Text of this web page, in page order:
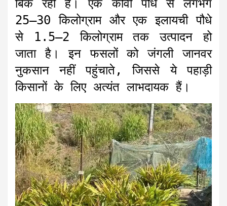
बिक रही है। एक कीवी पौधे से लगभग
25–30 किलोग्राम और एक इलायची पौधे
से 1.5–2 किलोग्राम तक उत्पादन हो
जाता है। इन फसलों को जंगली जानवर
नुकसान नहीं पहुंचाते, जिससे ये पहाड़ी
किसानों के लिए अत्यंत लाभदायक हैं।